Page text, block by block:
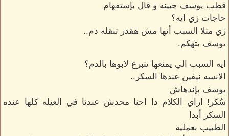
قطب يوسف جبينه و قال بإستفهام
حاجات زي ايه؟
زي مثلا السبب أنها مش هقدر تنقله دم..
يوسف بتهكم.
ايه السبب الي يمنعها تتبرع لابوها بالدم؟
الانسه نيفين عندها السكر..
يوسف بإندهاش
سُكر! ازاي الكلام دا احنا محدش عندنا في العيله كلها عنده
السكر أبدا
الطبيب بعمليه